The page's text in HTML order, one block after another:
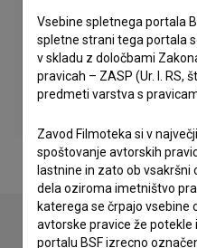
Vsebine spletnega portala
spletne strani tega portala
v skladu z določbami
pravicah – ZASP (Ur. l. RS,
predmeti varstva s
Zavod Filmoteka si v
spoštovanje avtorskih
lastnine in zato ob vsakršni
dela oziroma imetništvo
katerega se črpajo vsebine
avtorske pravice že potekle
portalu BSF izrecno